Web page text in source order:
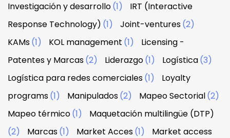
Investigación y desarrollo(1)
IRT (Interactive
Response Technology) (1) Joint-ventures(2)
KAMs(1) KOL management (1)
Licensing -
Patentes y Marcas(2) Liderazgo(1) Logística(3)
Logística para redes comerciales(1)
Loyalty
programs(1) Manipulados(2) Mapeo Sectorial(2)
Mapeo térmico(1)
Maquetación multilingüe (DTP)
(2)
Marcas(1) Market Acces(1)
Market access